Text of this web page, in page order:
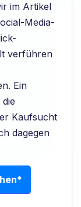
im Artikel
Media-
verführen
Ein
Kaufsucht
dagegen